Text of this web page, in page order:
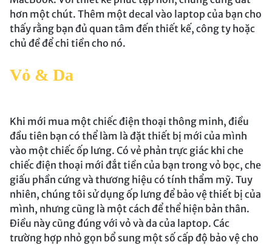
hơn một chút. Thêm một decal vào laptop của bạn cho
thấy rằng bạn đủ quan tâm đến thiết kế, công ty hoặc
chủ đề để chi tiền cho nó.
Vỏ & Da
Khi mới mua một chiếc điện thoại thông minh, điều
đầu tiên bạn có thể làm là đặt thiết bị mới của mình
vào một chiếc ốp lưng. Có vẻ phản trực giác khi che
chiếc điện thoại mới đắt tiền của bạn trong vỏ bọc, che
giấu phần cứng và thương hiệu có tính thẩm mỹ. Tuy
nhiên, chúng tôi sử dụng ốp lưng để bảo vệ thiết bị của
mình, nhưng cũng là một cách để thể hiện bản thân.
Điều này cũng đúng với vỏ và da của laptop. Các
trường hợp nhỏ gọn bổ sung một số cấp độ bảo vệ cho